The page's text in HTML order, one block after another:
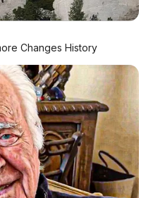
+ AI voice assistant
system
(di belakang setir),
Black + Moonlight
yang fresh
material
Changes History